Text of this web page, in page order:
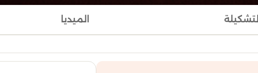
التشكيلة الميديا